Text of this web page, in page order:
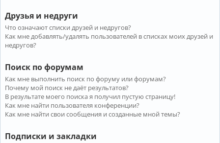
Друзья и недруги
Что означают списки друзей и недругов?
Как мне добавлять/удалять пользователей в списках моих друзей и
недругов?
Поиск по форумам
Как мне выполнить поиск по форуму или форумам?
Почему мой поиск не даёт результатов?
В результате моего поиска я получил пустую страницу!
Как мне найти пользователя конференции?
Как мне найти свои сообщения и созданные мной темы?
Подписки и закладки